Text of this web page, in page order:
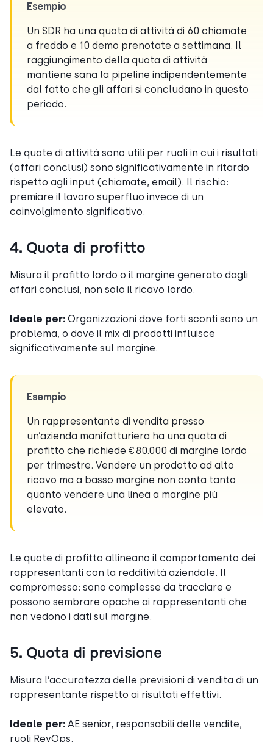
Esempio
Un SDR ha una quota di attività di 60 chiamate
a freddo e 10 demo prenotate a settimana. Il
raggiungimento della quota di attività
mantiene sana la pipeline indipendentemente
dal fatto che gli affari si concludano in questo
periodo.
Le quote di attività sono utili per ruoli in cui i risultati
(affari conclusi) sono significativamente in ritardo
rispetto agli input (chiamate, email). Il rischio:
premiare il lavoro superfluo invece di un
coinvolgimento significativo.
4. Quota di profitto
Misura il profitto lordo o il margine generato dagli
affari conclusi, non solo il ricavo lordo.
Ideale per: Organizzazioni dove forti sconti sono un
problema, o dove il mix di prodotti influisce
significativamente sul margine.
Esempio
Un rappresentante di vendita presso
un’azienda manifatturiera ha una quota di
profitto che richiede €80.000 di margine lordo
per trimestre. Vendere un prodotto ad alto
ricavo ma a basso margine non conta tanto
quanto vendere una linea a margine più
elevato.
Le quote di profitto allineano il comportamento dei
rappresentanti con la redditività aziendale. Il
compromesso: sono complesse da tracciare e
possono sembrare opache ai rappresentanti che
non vedono i dati sul margine.
5. Quota di previsione
Misura l’accuratezza delle previsioni di vendita di un
rappresentante rispetto ai risultati effettivi.
Ideale per: AE senior, responsabili delle vendite,
ruoli RevOps.